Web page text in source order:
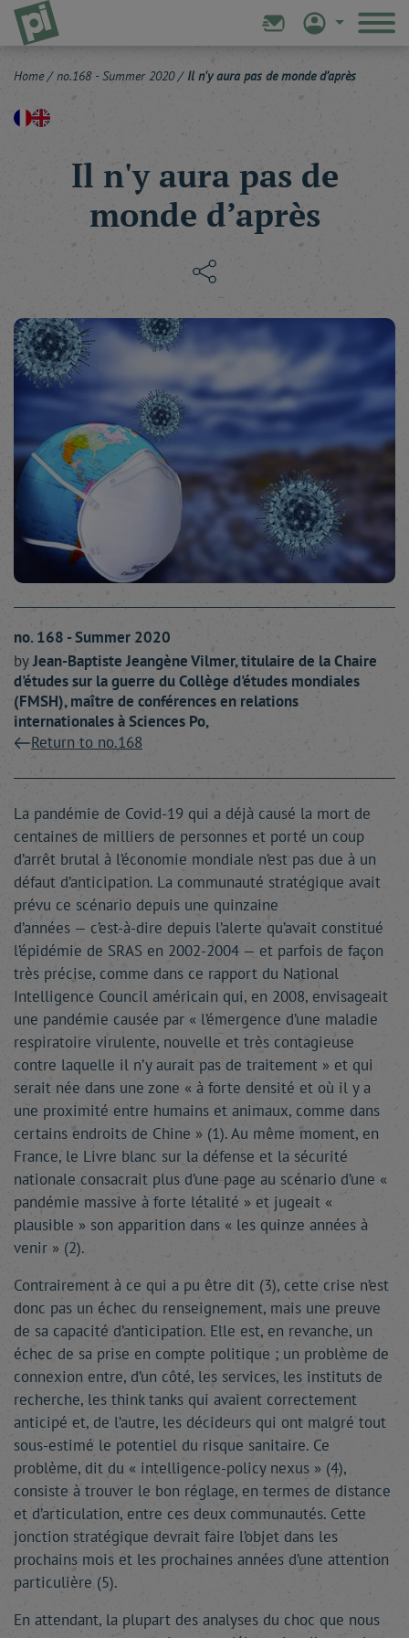
Home / no.168 - Summer 2020/ Il n'y aura pas de monde d’après
Il n'y aura pas de
monde d’après
no. 168 - Summer 2020
byJean-BaptisteJeangène Vilmer, titulaire de la Chaire
d'études sur la guerre du Collège d'études mondiales
(FMSH), maître de conférences en relations
internationales à Sciences Po,
Return to no.168
La pandémie de Covid-19 qui a déjà causé la mort de
centaines de milliers de personnes et porté un coup
d’arrêt brutal à l’économie mondiale n’est pas due à un
défaut d’anticipation. La communauté stratégique avait
prévu ce scénario depuis une quinzaine
d’années — c’est-à-dire depuis l’alerte qu’avait constitué
l’épidémie de SRAS en 2002-2004 — et parfois de façon
très précise, comme dans ce rapport du National
Intelligence Council américain qui, en 2008, envisageait
une pandémie causée par « l’émergence d’une maladie
respiratoire virulente, nouvelle et très contagieuse
contre laquelle il n’y aurait pas de traitement » et qui
serait née dans une zone « à forte densité et où il y a
une proximité entre humains et animaux, comme dans
certains endroits de Chine » (1). Au même moment, en
France, le Livre blanc sur la défense et la sécurité
nationale consacrait plus d’une page au scénario d’une «
pandémie massive à forte létalité » et jugeait «
plausible » son apparition dans « les quinze années à
venir » (2).
Contrairement à ce qui a pu être dit (3), cette crise n’est
donc pas un échec du renseignement, mais une preuve
de sa capacité d’anticipation. Elle est, en revanche, un
échec de sa prise en compte politique ; un problème de
connexion entre, d’un côté, les services, les instituts de
recherche, les think tanks qui avaient correctement
anticipé et, de l’autre, les décideurs qui ont malgré tout
sous-estimé le potentiel du risque sanitaire. Ce
problème, dit du « intelligence-policy nexus » (4),
consiste à trouver le bon réglage, en termes de distance
et d’articulation, entre ces deux communautés. Cette
jonction stratégique devrait faire l’objet dans les
prochains mois et les prochaines années d’une attention
particulière (5).
En attendant, la plupart des analyses du choc que nous